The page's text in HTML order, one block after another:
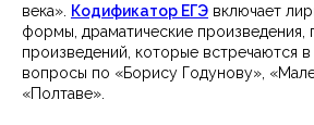
века». Кодификатор ЕГЭ включает
формы, драматические
произведений, которые встречаются в
вопросы по «Борису Годунову»,
«Полтаве».